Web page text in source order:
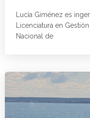
Lucía Giménez es
Licenciatura en
Nacional de